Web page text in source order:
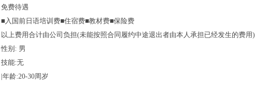
免费待遇
■入国前日语培训费■住宿费■教材费■保险费
以上费用合计由公司负担(未能按照合同履约中途退出者由本人承担已经发生的费用)
性别: 男
技能:无
|年龄:20-30周岁